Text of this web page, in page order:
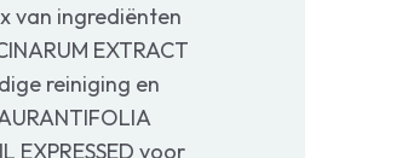
van ingrediënten
EXTRACT
reiniging en
EXPRESSED voor